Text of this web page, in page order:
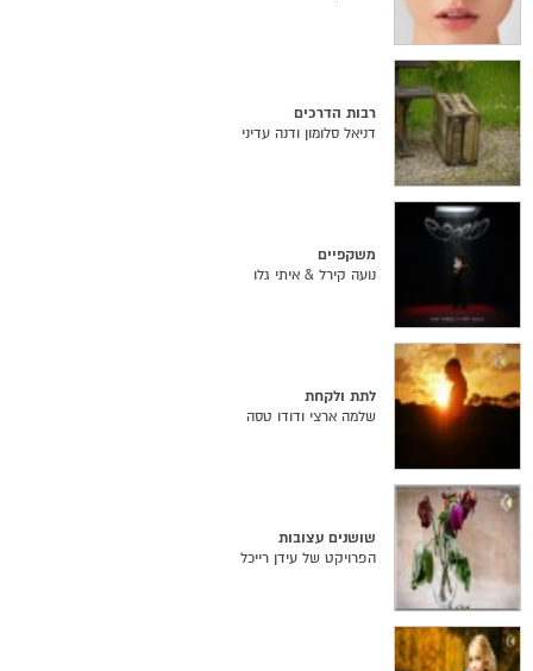
רבות הדרכים
דניאל סלומון ודנה עדיני
משקפיים
נועה קירל & איתי גלו
לתת ולקחת
שלמה ארצי ודודו טסה
שושנים עצובות
הפרויקט של עידן רייכל